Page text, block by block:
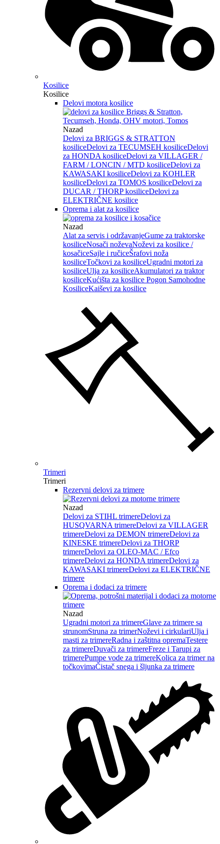
Kosilice
Kosilice
Delovi motora kosilice
Nazad
Delovi za BRIGGS & STRATTON
kosiliceDelovi za TECUMSEH kosiliceDelovi
za HONDA kosiliceDelovi za VILLAGER /
FARM / LONCIN / MTD kosiliceDelovi za
KAWASAKI kosiliceDelovi za KOHLER
kosiliceDelovi za TOMOS kosiliceDelovi za
DUCAR / THORP kosiliceDelovi za
ELEKTRIČNE kosilice
Oprema i alat za kosilice
Nazad
Alat za servis i održavanjeGume za traktorske
kosiliceNosači noževaNoževi za kosilice /
kosačiceSajle i ručiceŠrafovi noža
kosiliceTočkovi za kosiliceUgradni motori za
kosiliceUlja za kosiliceAkumulatori za traktor
kosiliceKućišta za kosilice Pogon Samohodne
KosiliceKaiševi za kosilice
Trimeri
Trimeri
Rezervni delovi za trimere
Nazad
Delovi za STIHL trimereDelovi za
HUSQVARNA trimereDelovi za VILLAGER
trimereDelovi za DEMON trimereDelovi za
KINESKE trimereDelovi za THORP
trimereDelovi za OLEO-MAC / Efco
trimereDelovi za HONDA trimereDelovi za
KAWASAKI trimereDelovi za ELEKTRIČNE
trimere
Oprema i dodaci za trimere
Nazad
Ugradni motori za trimereGlave za trimere sa
strunomStruna za trimerNoževi i cirkulariUlja i
masti za trimereRadna i zaštitna opremaTestere
za trimereDuvači za trimereFreze i Tarupi za
trimerePumpe vode za trimereKolica za trimer na
točkovimaČistač snega i šljunka za trimere